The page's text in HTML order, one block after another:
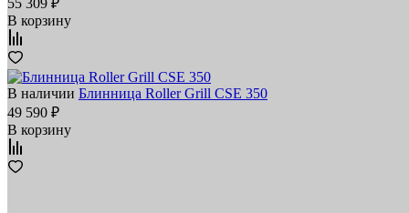
55 309 ₽
В корзину
В наличии Блинница Roller Grill CSE 350
49 590 ₽
В корзину